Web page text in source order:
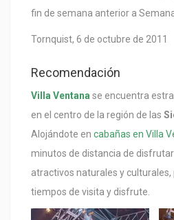
fin de semana anterior a
Tornquist, 6 de octubre de 2011
Recomendación
Villa Ventana se encuentra
en el centro de la región de las
Alojándote en cabañas en Villa
minutos de distancia de
atractivos naturales y
tiempos de visita y disfrute.